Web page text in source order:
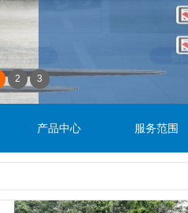
2 3
产品中心 服务范围